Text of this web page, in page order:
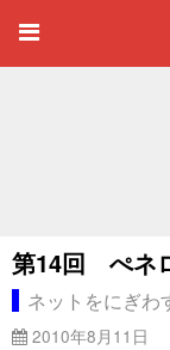
第14回 ぺネ
ネットをにぎわ
2010年8月11日